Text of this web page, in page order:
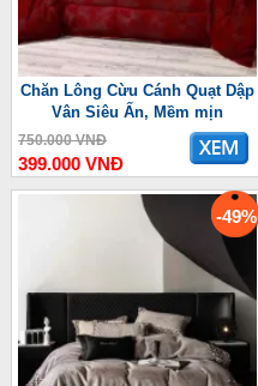
Chăn Lông Cừu Cánh Quạt Dập
Vân Siêu Ấn, Mềm mịn
750.000 VNĐ
399.000 VNĐ
-49%